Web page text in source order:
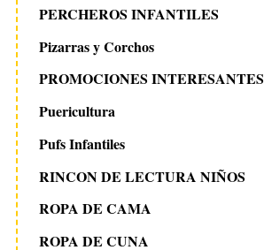
PERCHEROS INFANTILES
Pizarras y Corchos
PROMOCIONES INTERESANTES
Puericultura
Pufs Infantiles
RINCON DE LECTURA NIÑOS
ROPA DE CAMA
ROPA DE CUNA